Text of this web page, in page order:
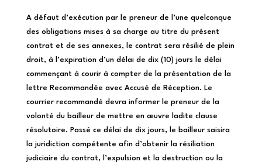
A défaut d’exécution par le preneur de l’une quelconque
des obligations mises à sa charge au titre du présent
contrat et de ses annexes, le contrat sera résilié de plein
droit, à l’expiration d’un délai de dix (10) jours le délai
commençant à courir à compter de la présentation de la
lettre Recommandée avec Accusé de Réception. Le
courrier recommandé devra informer le preneur de la
volonté du bailleur de mettre en œuvre ladite clause
résolutoire. Passé ce délai de dix jours, le bailleur saisira
la juridiction compétente afin d’obtenir la résiliation
judiciaire du contrat, l’expulsion et la destruction ou la